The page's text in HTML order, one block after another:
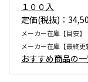
１００入
定価(税抜)：
メーカー在庫【目安】
メーカー在庫【最終
おすすめ商品の